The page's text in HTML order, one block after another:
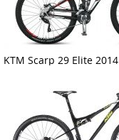
KTM Scarp 29 Elite 2014